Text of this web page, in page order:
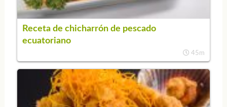
Receta de chicharrón de pescado
ecuatoriano
45m